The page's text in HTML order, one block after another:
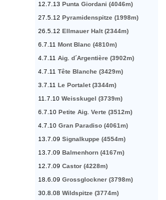
12.7.13 Punta Giordani (4046m)
27.5.12 Pyramidenspitze (1998m)
26.5.12 Ellmauer Halt (2344m)
6.7.11 Mont Blanc (4810m)
4.7.11 Aig. d´Argentière (3902m)
4.7.11 Tête Blanche (3429m)
3.7.11 Le Portalet (3344m)
11.7.10 Weisskugel (3739m)
6.7.10 Petite Aig. Verte (3512m)
4.7.10 Gran Paradiso (4061m)
13.7.09 Signalkuppe (4554m)
13.7.09 Balmenhorn (4167m)
12.7.09 Castor (4228m)
18.6.09 Grossglockner (3798m)
30.8.08 Wildspitze (3774m)